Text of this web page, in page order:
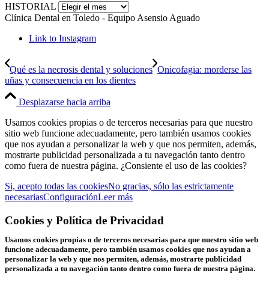
HISTORIAL
Clínica Dental en Toledo - Equipo Asensio Aguado
Link to Instagram
Qué es la necrosis dental y soluciones Onicofagia: morderse las
uñas y consecuencia en los dientes
Desplazarse hacia arriba
Usamos cookies propias o de terceros necesarias para que nuestro
sitio web funcione adecuadamente, pero también usamos cookies
que nos ayudan a personalizar la web y que nos permiten, además,
mostrarte publicidad personalizada a tu navegación tanto dentro
como fuera de nuestra página. ¿Consiente el uso de las cookies?
Si, acepto todas las cookiesNo gracias, sólo las estrictamente
necesariasConfiguraciónLeer más
Cookies y Política de Privacidad
Usamos cookies propias o de terceros necesarias para que nuestro sitio web
funcione adecuadamente, pero también usamos cookies que nos ayudan a
personalizar la web y que nos permiten, además, mostrarte publicidad
personalizada a tu navegación tanto dentro como fuera de nuestra página.